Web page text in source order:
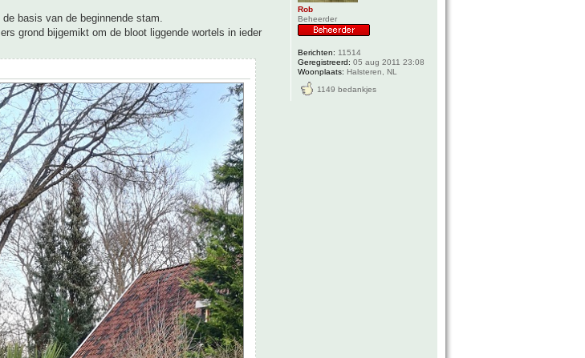
basis van de beginnende stam.
grond bijgemikt om de bloot liggende wortels in ieder
Rob
Beheerder
Berichten: 11514
Geregistreerd: 05 aug 2011 23:08
Woonplaats: Halsteren, NL
1149 bedankjes